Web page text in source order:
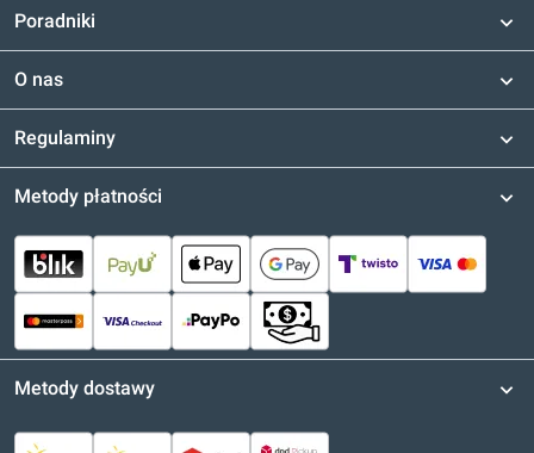
Poradniki
O nas
Regulaminy
Metody płatności
Metody dostawy